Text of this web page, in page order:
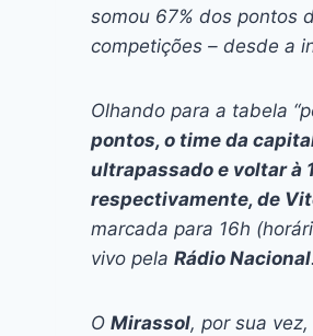
somou 67% dos pontos
competições – desde a
Olhando para a tabela
pontos, o time da
ultrapassado e voltar à
respectivamente, de
marcada para 16h
vivo pela Rádio Nacional.
O Mirassol, por sua vez,